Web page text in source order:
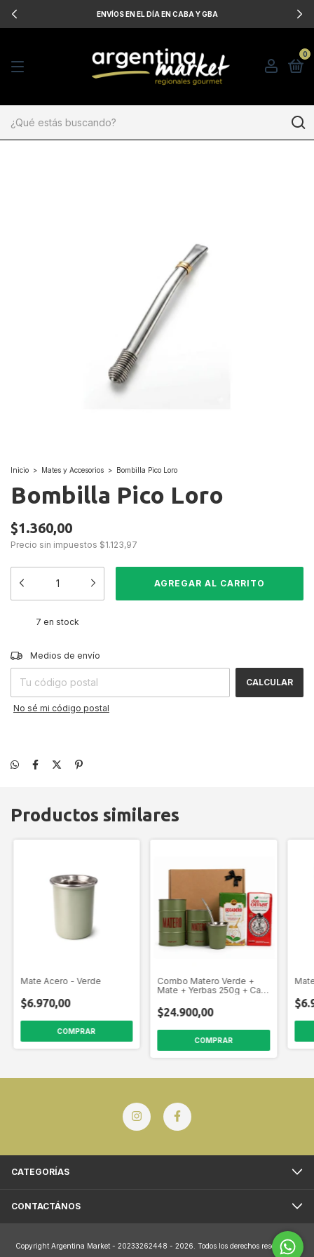
ENVÍOS EN EL DÍA EN CABA Y GBA
0
Inicio > Mates y Accesorios > Bombilla Pico Loro
Bombilla Pico Loro
$1.360,00
Precio sin impuestos $1.123,97
7 en stock
Entregas para el CP:
Medios de envío
CALCULAR
No sé mi código postal
Productos similares
Mate Acero - Verde
$6.970,00
Combo Matero Verde +
Mate + Yerbas 250g + Caja
$24.900,00
CATEGORÍAS
CONTACTÁNOS
Copyright Argentina Market - 20233262448 - 2026. Todos los derechos reservados.